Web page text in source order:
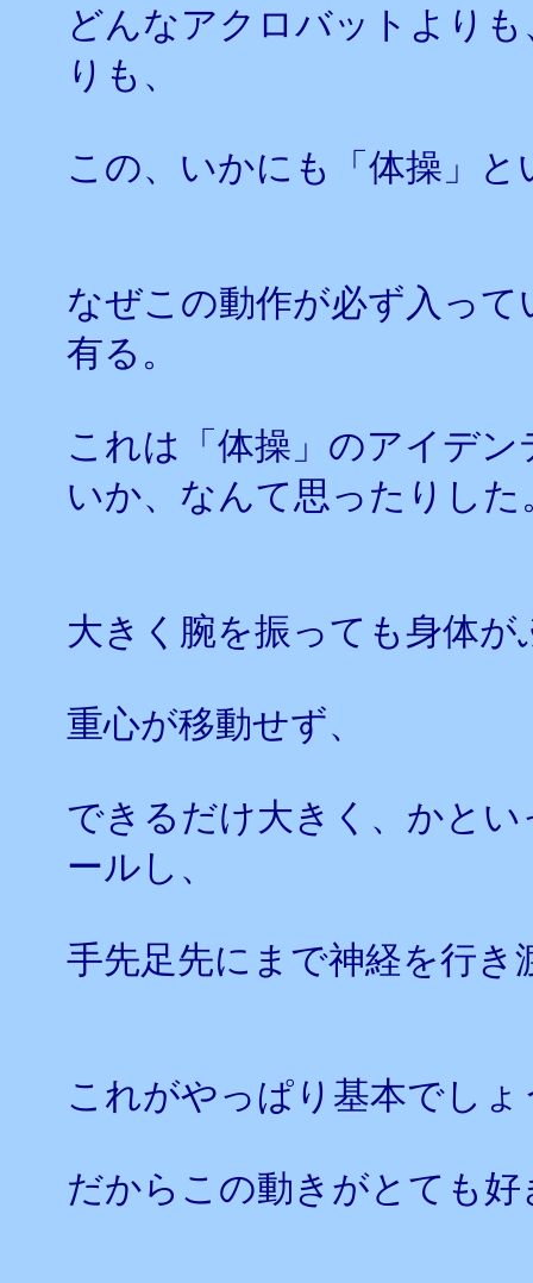
どんなアクロバットより
りも、
この、いかにも「体操」
なぜこの動作が必ず入っ
有る。
これは「体操」のアイデ
いか、なんて思ったりした
大きく腕を振っても身体が
重心が移動せず、
できるだけ大きく、かと
ールし、
手先足先にまで神経を行き
これがやっぱり基本でし
だからこの動きがとても